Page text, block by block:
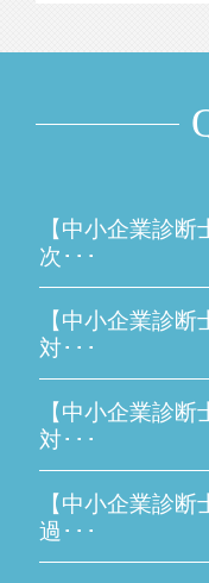
【中小企業診
次･･･
【中小企業診
対･･･
【中小企業診
対･･･
【中小企業診
過･･･